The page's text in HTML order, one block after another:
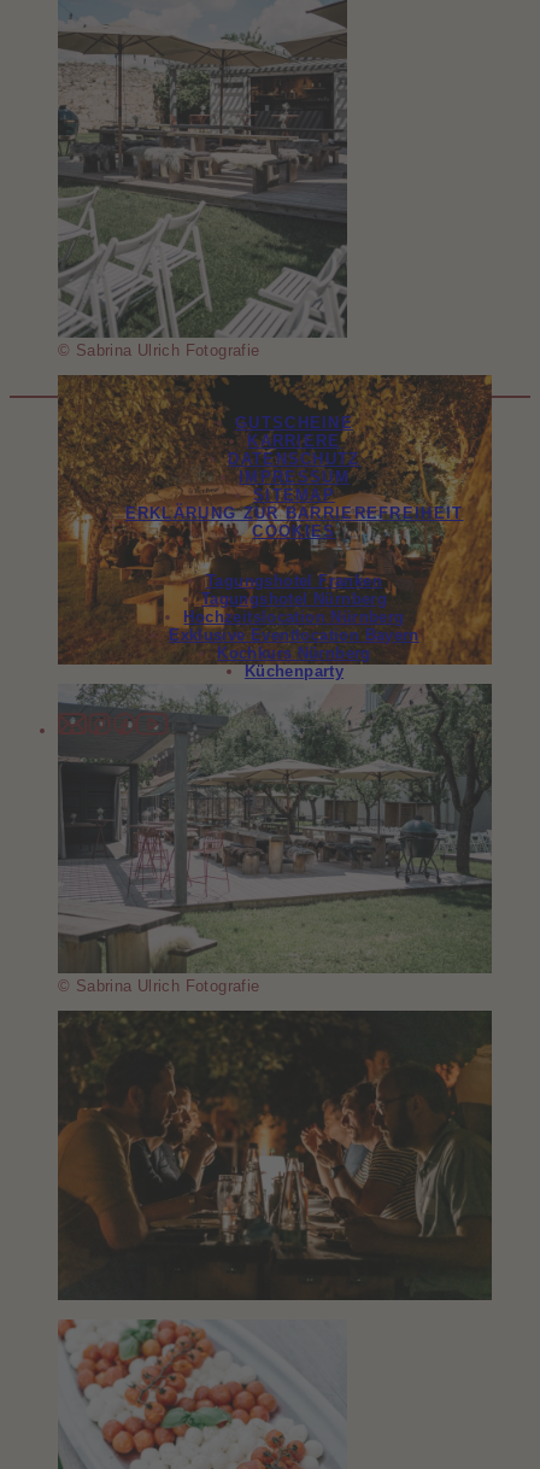
© Sabrina Ulrich Fotografie
© Sabrina Ulrich Fotografie
GUTSCHEINE
KARRIERE
DATENSCHUTZ
IMPRESSUM
SITEMAP
ERKLÄRUNG ZUR BARRIEREFREIHEIT
COOKIES
Tagungshotel Franken
Tagungshotel Nürnberg
Hochzeitslocation Nürnberg
Exklusive Eventlocation Bayern
Kochkurs Nürnberg
Küchenparty